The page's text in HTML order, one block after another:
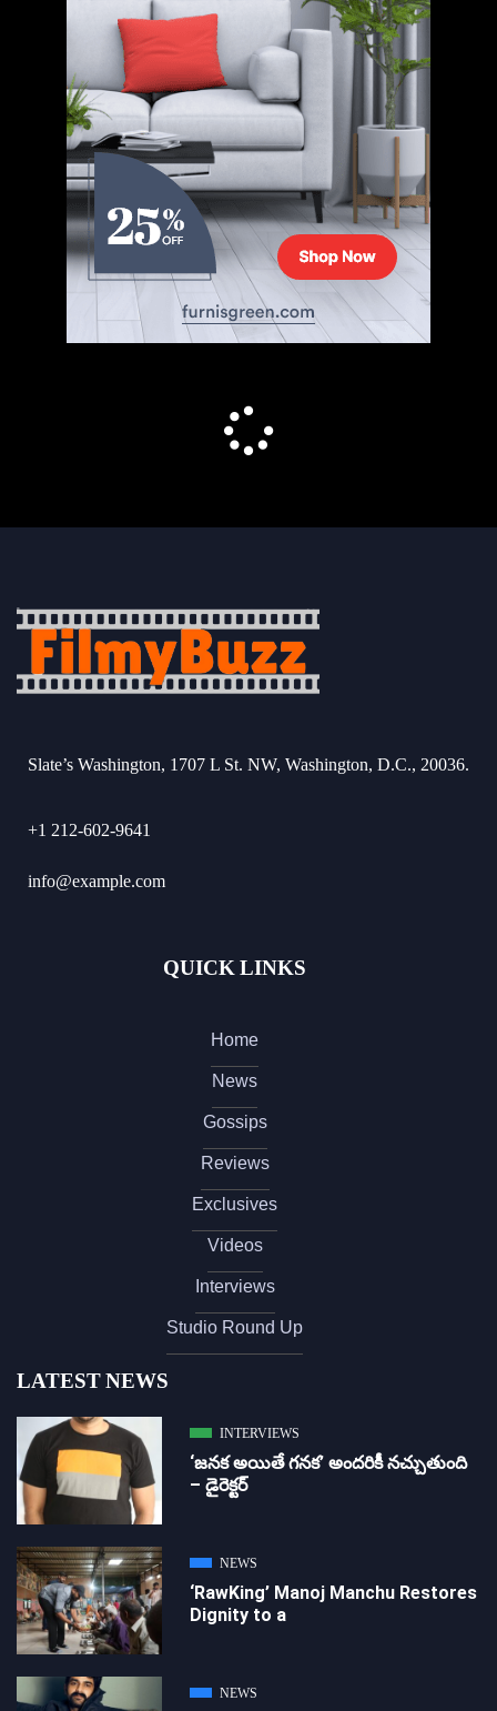
Slate’s Washington, 1707 L St. NW, Washington, D.C., 20036.
+1 212-602-9641
info@example.com
QUICK LINKS
Home
News
Gossips
Reviews
Exclusives
Videos
Interviews
Studio Round Up
LATEST NEWS
INTERVIEWS
‘జ‌న‌క అయితే గ‌న‌క‌’ అందరికీ నచ్చుతుంది
– డైరెక్ట‌ర్
NEWS
‘RawKing’ Manoj Manchu Restores
Dignity to a
NEWS